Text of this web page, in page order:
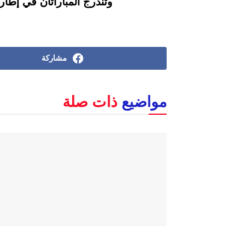
مشاركة
مواضيع ذات صلة